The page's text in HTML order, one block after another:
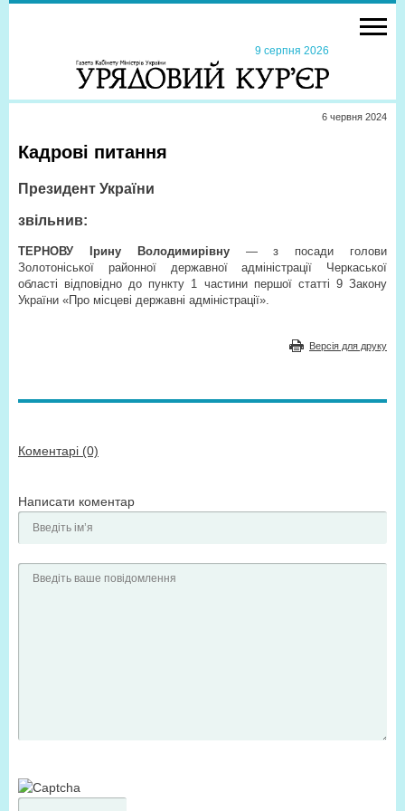
9 серпня 2026
6 червня 2024
Кадрові питання
Президент України
звільнив:
ТЕРНОВУ Ірину Володимирівну — з посади голови
Золотоніської районної державної адміністрації Черкаської
області відповідно до пункту 1 частини першої статті 9 Закону
України «Про місцеві державні адміністрації».
Версія для друку
Коментарі (0)
Написати коментар